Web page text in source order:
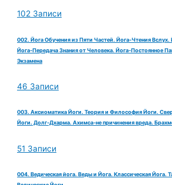
102 Записи
002. Йога Обучения из Пяти Частей. Йога-Чтения Вслух.
Йога-Передача Знания от Человека. Йога-Постоянное
Экзамена
46 Записи
003. Аксиоматика Йоги. Теория и Философия Йоги.
Йоги. Долг-Дхарма. Ахимса-не причинения вреда.
51 Записи
004. Ведическая йога. Веды и Йога. Классическая Йога.